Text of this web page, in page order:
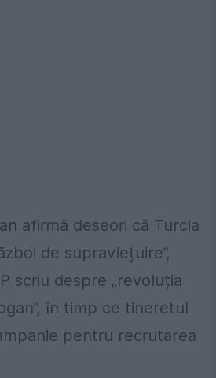
afirmă deseori că Turcia
de supraviețuire”,
scriu despre „revoluția
în timp ce tineretul
pentru recrutarea